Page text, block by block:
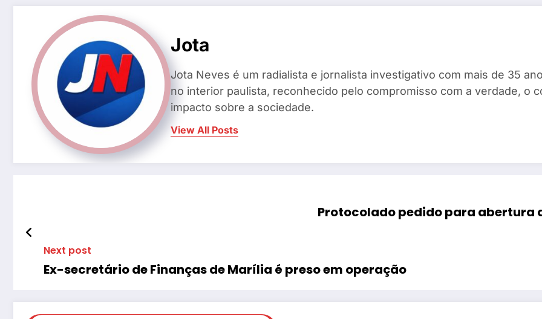
Jota
Jota Neves é um radialista e jornalista investigativo com mais de 35
no interior paulista, reconhecido pelo compromisso com a verdade, o
impacto sobre a sociedade.
View All Posts
Protocolado pedido para abertura
Next post
Ex-secretário de Finanças de Marília é preso em operação